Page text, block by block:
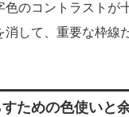
色のコントラストが
消して、重要な枠線
ための色使いと